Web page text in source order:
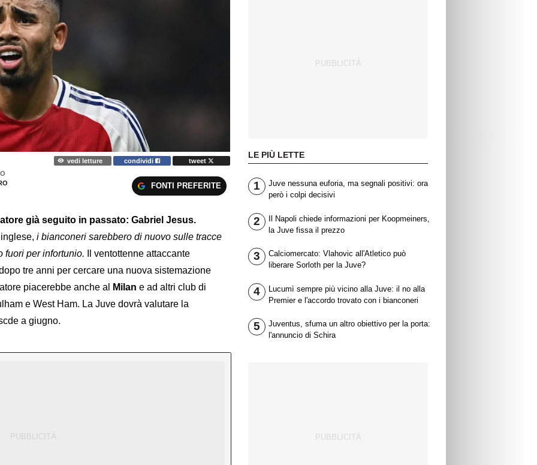
vedi letture condividi
tweet
FONTI PREFERITE
già seguito in passato: Gabriel Jesus.
i bianconeri sarebbero di nuovo sulle tracce
fuori per infortunio. Il ventottenne attaccante
tre anni per cercare una nuova sistemazione
piacerebbe anche al
Milan e ad altri club di
e West Ham. La Juve dovrà valutare la
a giugno.
LE PIÙ LETTE
1
Juve nessuna euforia, ma segnali positivi: ora
però i colpi decisivi
2
Il Napoli chiede informazioni per Koopmeiners,
la Juve fissa il prezzo
3
Calciomercato: Vlahovic all'Atletico può
liberare Sorloth per la Juve?
4
Lucumì sempre più vicino alla Juve: il no alla
Premier e l'accordo trovato con i bianconeri
5
Juventus, sfuma un altro obiettivo per la porta:
l'annuncio di Schira